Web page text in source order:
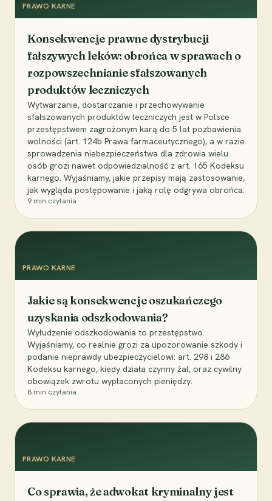
PRAWO KARNE
Konsekwencje prawne dystrybucji
fałszywych leków: obrońca w sprawach o
rozpowszechnianie sfałszowanych
produktów leczniczych
Wytwarzanie, dostarczanie i przechowywanie
sfałszowanych produktów leczniczych jest w Polsce
przestępstwem zagrożonym karą do 5 lat pozbawienia
wolności (art. 124b Prawa farmaceutycznego), a w razie
sprowadzenia niebezpieczeństwa dla zdrowia wielu
osób grozi nawet odpowiedzialność z art. 165 Kodeksu
karnego. Wyjaśniamy, jakie przepisy mają zastosowanie,
jak wygląda postępowanie i jaką rolę odgrywa obrońca.
9 min czytania
PRAWO KARNE
Jakie są konsekwencje oszukańczego
uzyskania odszkodowania?
Wyłudzenie odszkodowania to przestępstwo.
Wyjaśniamy, co realnie grozi za upozorowanie szkody i
podanie nieprawdy ubezpieczycielowi: art. 298 i 286
Kodeksu karnego, kiedy działa czynny żal, oraz cywilny
obowiązek zwrotu wypłaconych pieniędzy.
8 min czytania
PRAWO KARNE
Co sprawia, że adwokat kryminalny jest